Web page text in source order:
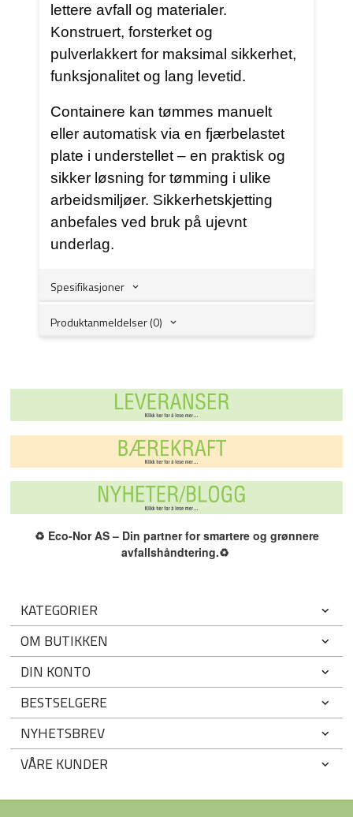
lettere avfall og materialer.
Konstruert, forsterket og
pulverlakkert for maksimal sikkerhet,
funksjonalitet og lang levetid.
Containere kan tømmes manuelt
eller automatisk via en fjærbelastet
plate i understellet – en praktisk og
sikker løsning for tømming i ulike
arbeidsmiljøer. Sikkerhetskjetting
anbefales ved bruk på ujevnt
underlag.
Spesifikasjoner
Produktanmeldelser (0)
♻️ Eco-Nor AS – Din partner for smartere og grønnere
avfallshåndtering.♻️
KATEGORIER
OM BUTIKKEN
DIN KONTO
BESTSELGERE
NYHETSBREV
VÅRE KUNDER